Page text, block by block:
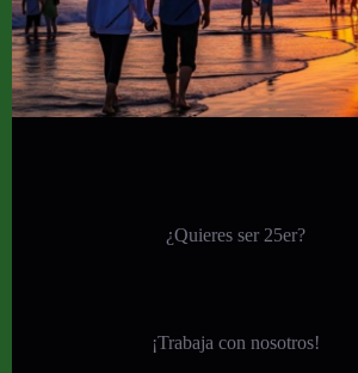
¿Quieres ser 25er?
¡Trabaja con nosotros!